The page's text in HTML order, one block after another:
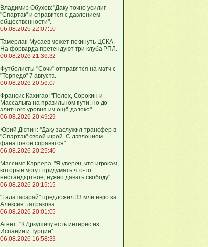
Владимир Обухов: "Даку точно усилит
"Спартак" и справится с давлением
общественности".
06.08.2026 22:07:10
Тамерлан Мусаев может покинуть ЦСКА.
На форварда претендуют три клуба РПЛ.
06.08.2026 21:36:32
Футболисты "Сочи" отправятся на матч с
"Торпедо" 7 августа.
06.08.2026 20:56:07
Франсис Кахигао: "Полех, Сорокин и
Массалыга на правильном пути, но до
элитного уровня им ещё далеко".
06.08.2026 20:49:29
Юрий Дюпин: "Даку заслужил трансфер в
"Спартак" своей игрой. С давлением
фанатов он справится".
06.08.2026 20:25:40
Массимо Каррера: "Я уверен, что игрокам,
которые могут придумать что-то
нестандартное, нужно давать свободу".
06.08.2026 20:15:15
"Галатасарай" предложил 33 млн евро за
Алексея Батракова.
06.08.2026 20:01:05
Агент: "К Дркушичу есть интерес из
Испании и Турции".
06.08.2026 16:58:33